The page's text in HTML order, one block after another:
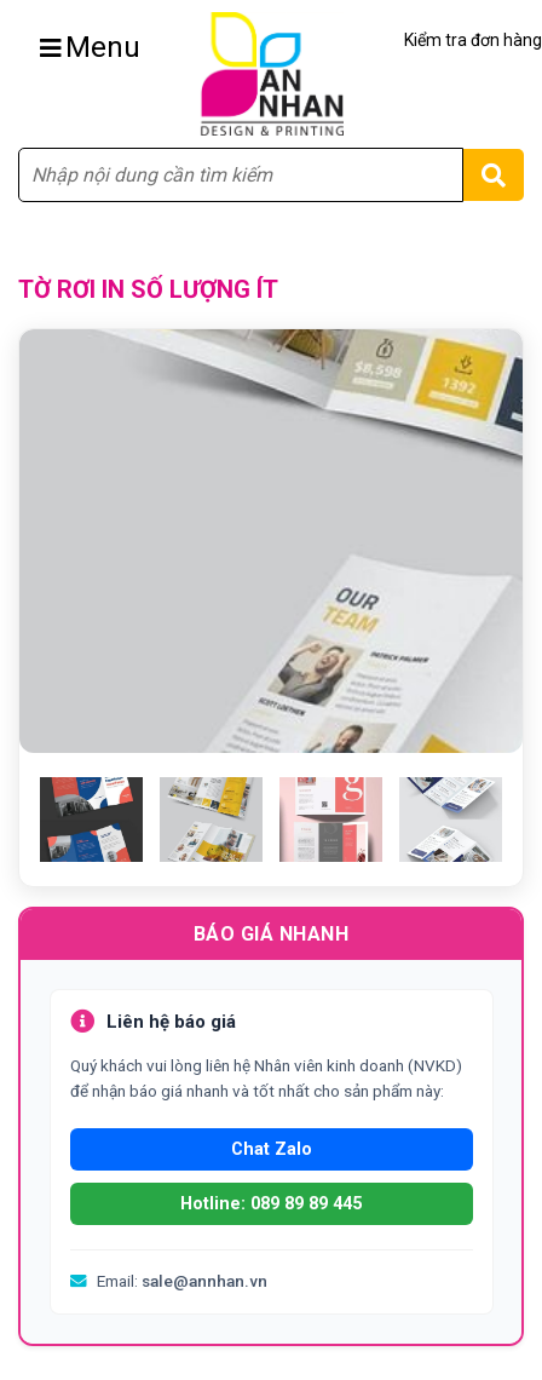
Menu Kiểm tra đơn hàng
TỜ RƠI IN SỐ LƯỢNG ÍT
BÁO GIÁ NHANH
Liên hệ báo giá
Quý khách vui lòng liên hệ Nhân viên kinh doanh (NVKD)
để nhận báo giá nhanh và tốt nhất cho sản phẩm này:
Chat Zalo
Hotline: 089 89 89 445
Email: sale@annhan.vn